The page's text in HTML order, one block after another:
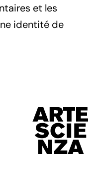
et les
identité de